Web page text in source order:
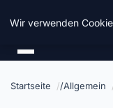
Chinavisum24
Startseite Allgemein
Wir verwenden